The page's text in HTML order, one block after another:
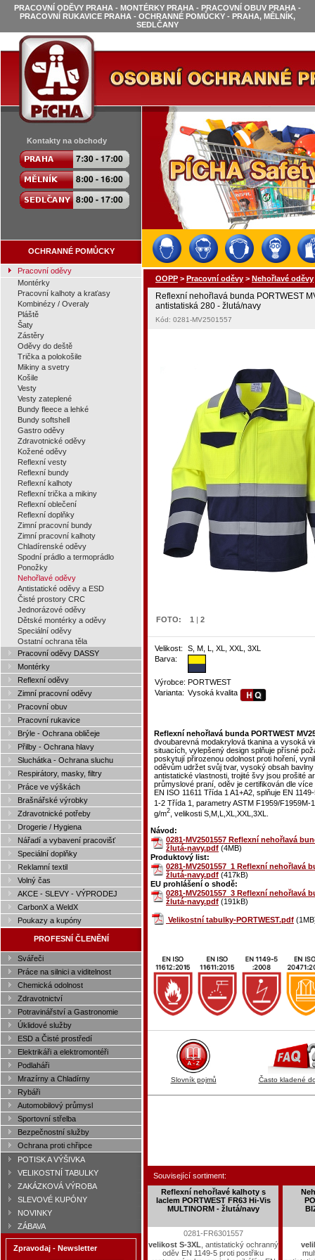
PRACOVNÍ ODĚVY PRAHA - MONTÉRKY PRAHA - PRACOVNÍ OBUV PRAHA -
PRACOVNÍ RUKAVICE PRAHA - OCHRANNÉ POMŮCKY - PRAHA, MĚLNÍK,
SEDLČANY
Kontakty na obchody
OCHRANNÉ POMŮCKY
Pracovní oděvy
Montérky
Pracovní kalhoty a kraťasy
Kombinézy / Overaly
Pláště
Šaty
Zástěry
Oděvy do deště
Trička a polokošile
Mikiny a svetry
Košile
Vesty
Vesty zateplené
Bundy fleece a lehké
Bundy softshell
Gastro oděvy
Zdravotnické oděvy
Kožené oděvy
Reflexní vesty
Reflexní bundy
Reflexní kalhoty
Reflexní trička a mikiny
Reflexní oblečení
Reflexní doplňky
Zimní pracovní bundy
Zimní pracovní kalhoty
Chladírenské oděvy
Spodní prádlo a termoprádlo
Ponožky
Nehořlavé oděvy
Antistatické oděvy a ESD
Čisté prostory CRC
Jednorázové oděvy
Dětské montérky a oděvy
Speciální oděvy
Ostatní ochrana těla
Pracovní oděvy DASSY
Montérky
Reflexní oděvy
Zimní pracovní oděvy
Pracovní obuv
Pracovní rukavice
Brýle - Ochrana obličeje
Přilby - Ochrana hlavy
Sluchátka - Ochrana sluchu
Respirátory, masky, filtry
Práce ve výškách
Brašnářské výrobky
Zdravotnické potřeby
Drogerie / Hygiena
Nářadí a vybavení pracovišť
Speciální doplňky
Reklamní textil
Volný čas
AKCE - SLEVY - VÝPRODEJ
CarbonX a WeldX
Poukazy a kupóny
PROFESNÍ ČLENĚNÍ
Svářeči
Práce na silnici a viditelnost
Chemická odolnost
Zdravotnictví
Potravinářství a Gastronomie
Úklidové služby
ESD a Čisté prostředí
Elektrikáři a elektromontéři
Podlaháři
Mrazírny a Chladírny
Rybáři
Automobilový průmysl
Sportovní střelba
Bezpečnostní služby
Ochrana proti chřipce
POTISK A VÝŠIVKA
VELIKOSTNÍ TABULKY
ZAKÁZKOVÁ VÝROBA
SLEVOVÉ KUPÓNY
NOVINKY
ZÁBAVA
Zpravodaj - Newsletter
OOPP > Pracovní oděvy > Nehořlavé oděvy
Reflexní nehořlavá bunda PORTWEST
antistatiská 280 - žlutá/navy
Kód: 0281-MV2501557
FOTO: 1 | 2
Velikost:
S, M, L, XL, XXL, 3XL
Barva:
Výrobce: PORTWEST
Varianta: Vysoká kvalita
Reflexní nehořlavá bunda PORTWEST
dvoubarevná modakrylová tkanina a vysoká
situacích, vylepšený design splňuje přísné
poskytují přirozenou odolnost proti hoření,
oděvům udržet svůj tvar, vysoký obsah
antistatické vlastnosti, trojité švy jsou prošité
průmyslové praní, oděv je certifikován dle více
EN ISO 11611 Třída 1 A1+A2, splňuje EN
1-2 Třída 1, parametry ASTM F1959/F1959M-
g/m2 , velikosti S,M,L,XL,XXL,3XL.
Návod:
0281-MV2501557 Reflexní nehořlavá
žlutá-navy.pdf (4MB)
Produktový list:
0281-MV2501557_1 Reflexní nehořlavá
žlutá-navy.pdf (417kB)
EU prohlášení o shodě:
0281-MV2501557_3 Reflexní nehořlavá
žlutá-navy.pdf (191kB)
Velikostní tabulky-PORTWEST.pdf
Slovník pojmů Často kladené
Související sortiment:
Reflexní nehořlavé kalhoty s
laclem PORTWEST FR63 Hi-Vis
MULTINORM - žlutá/navy
0281-FR6301557
velikost S-3XL , antistatický ochranný
oděv EN 1149-5 proti postřiku